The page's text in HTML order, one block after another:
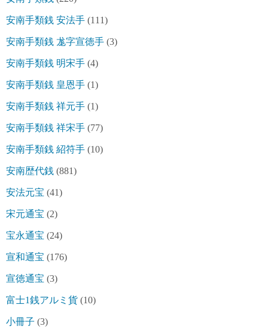
安南手類銭 安法手 (111)
安南手類銭 尨字宣徳手 (3)
安南手類銭 明宋手 (4)
安南手類銭 皇恩手 (1)
安南手類銭 祥元手 (1)
安南手類銭 祥宋手 (77)
安南手類銭 紹符手 (10)
安南歴代銭 (881)
安法元宝 (41)
宋元通宝 (2)
宝永通宝 (24)
宣和通宝 (176)
宣徳通宝 (3)
富士1銭アルミ貨 (10)
小冊子 (3)